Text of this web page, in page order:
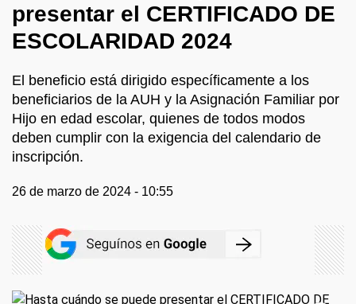
presentar el CERTIFICADO DE
ESCOLARIDAD 2024
El beneficio está dirigido específicamente a los
beneficiarios de la AUH y la Asignación Familiar por
Hijo en edad escolar, quienes de todos modos
deben cumplir con la exigencia del calendario de
inscripción.
26 de marzo de 2024 - 10:55